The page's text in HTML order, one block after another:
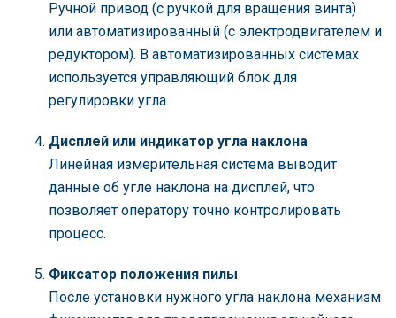
Ручной привод (с ручкой для вращения винта)
или автоматизированный (с электродвигателем и
редуктором). В автоматизированных системах
используется управляющий блок для
регулировки угла.
Дисплей или индикатор угла наклона
Линейная измерительная система выводит
данные об угле наклона на дисплей, что
позволяет оператору точно контролировать
процесс.
Фиксатор положения пилы
После установки нужного угла наклона механизм